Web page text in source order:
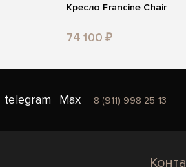
Кресло Francine Chair
74 100 ₽
telegram Max 8 (911) 998 25 13